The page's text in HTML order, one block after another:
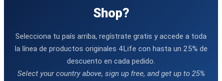
Shop?
Selecciona tu país arriba, regístrate gratis y accede a toda
la línea de productos originales 4Life con hasta un 25% de
descuento en cada pedido.
Select your country above, sign up free, and get up to 25%